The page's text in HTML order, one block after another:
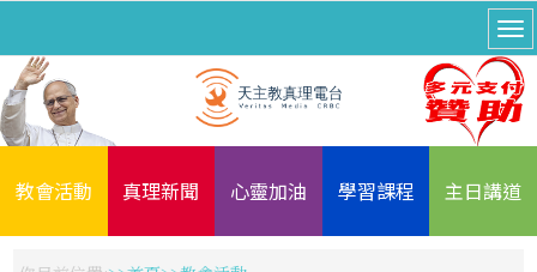
教會活動 真理新聞 心靈加油 學習課程 主日講道